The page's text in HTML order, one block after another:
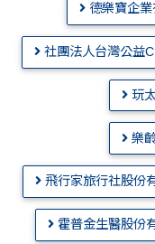
德樂寶企業
社團法人台灣公益
玩
樂
飛行家旅行社股份
霍普金生醫股份